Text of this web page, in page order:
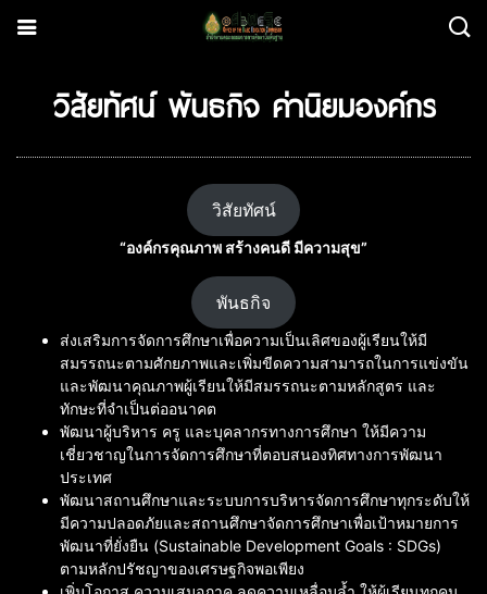
วิสัยทัศน์ พันธกิจ ค่านิยมองค์กร
วิสัยทัศน์
“องค์กรคุณภาพ สร้างคนดี มีความสุข”
พันธกิจ
ส่งเสริมการจัดการศึกษาเพื่อความเป็นเลิศของผู้เรียนให้มี
สมรรถนะตามศักยภาพและเพิ่มขีดความสามารถในการแข่งขัน
และพัฒนาคุณภาพผู้เรียนให้มีสมรรถนะตามหลักสูตร และ
ทักษะที่จำเป็นต่ออนาคต
พัฒนาผู้บริหาร ครู และบุคลากรทางการศึกษา ให้มีความ
เชี่ยวชาญในการจัดการศึกษาที่ตอบสนองทิศทางการพัฒนา
ประเทศ
พัฒนาสถานศึกษาและระบบการบริหารจัดการศึกษาทุกระดับให้
มีความปลอดภัยและสถานศึกษาจัดการศึกษาเพื่อเป้าหมายการ
พัฒนาที่ยั่งยืน (Sustainable Development Goals : SDGs)
ตามหลักปรัชญาของเศรษฐกิจพอเพียง